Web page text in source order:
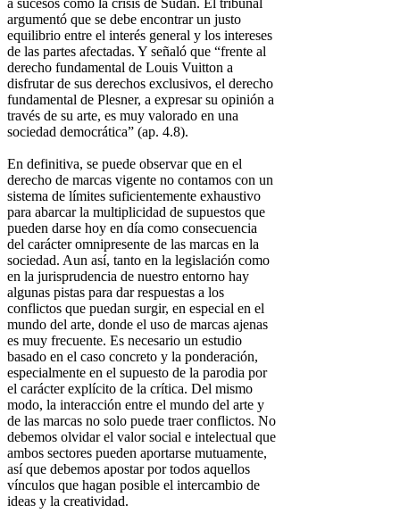
argumentó que se debe encontrar un justo
equilibrio entre el interés general y los intereses
de las partes afectadas. Y señaló que “frente al
derecho fundamental de Louis Vuitton a
disfrutar de sus derechos exclusivos, el derecho
fundamental de Plesner, a expresar su opinión a
través de su arte, es muy valorado en una
sociedad democrática” (ap. 4.8).
En definitiva, se puede observar que en el
derecho de marcas vigente no contamos con un
sistema de límites suficientemente exhaustivo
para abarcar la multiplicidad de supuestos que
pueden darse hoy en día como consecuencia
del carácter omnipresente de las marcas en la
sociedad. Aun así, tanto en la legislación como
en la jurisprudencia de nuestro entorno hay
algunas pistas para dar respuestas a los
conflictos que puedan surgir, en especial en el
mundo del arte, donde el uso de marcas ajenas
es muy frecuente. Es necesario un estudio
basado en el caso concreto y la ponderación,
especialmente en el supuesto de la parodia por
el carácter explícito de la crítica. Del mismo
modo, la interacción entre el mundo del arte y
de las marcas no solo puede traer conflictos. No
debemos olvidar el valor social e intelectual que
ambos sectores pueden aportarse mutuamente,
así que debemos apostar por todos aquellos
vínculos que hagan posible el intercambio de
ideas y la creatividad.